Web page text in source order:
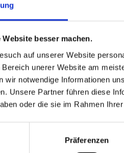
besser machen.
auf unserer Website
unerer Website am
wir notwendige Informationen
Unsere Partner führen diese
oder die sie im Rahmen
Präferenzen
SPS